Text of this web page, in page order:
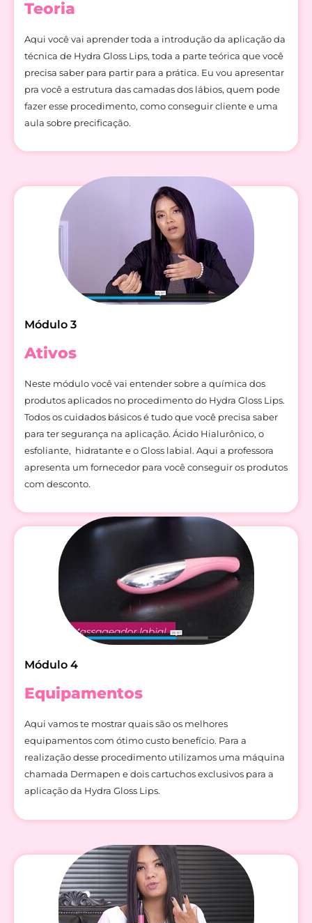
Teoria
Aqui você vai aprender toda a introdução da aplicação da
técnica de Hydra Gloss Lips, toda a parte teórica que você
precisa saber para partir para a prática. Eu vou apresentar
pra você a estrutura das camadas dos lábios, quem pode
fazer esse procedimento, como conseguir cliente e uma
aula sobre precificação.
Módulo 3
Ativos
Neste módulo você vai entender sobre a química dos
produtos aplicados no procedimento do Hydra Gloss Lips.
Todos os cuidados básicos é tudo que você precisa saber
para ter segurança na aplicação. Ácido Hialurônico, o
esfoliante, hidratante e o Gloss labial. Aqui a professora
apresenta um fornecedor para você conseguir os produtos
com desconto.
Módulo 4
Equipamentos
Aqui vamos te mostrar quais são os melhores
equipamentos com ótimo custo benefício. Para a
realização desse procedimento utilizamos uma máquina
chamada Dermapen e dois cartuchos exclusivos para a
aplicação da Hydra Gloss Lips.